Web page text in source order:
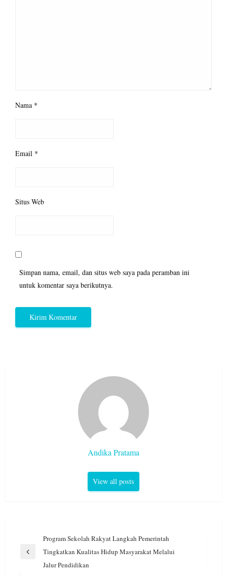
Nama *
Email *
Situs Web
Simpan nama, email, dan situs web saya pada peramban ini
untuk komentar saya berikutnya.
Andika Pratama
View all posts
Navigasi
pos
Previous
Program Sekolah Rakyat Langkah Pemerintah
Tingkatkan Kualitas Hidup Masyarakat Melalui
Jalur Pendidikan